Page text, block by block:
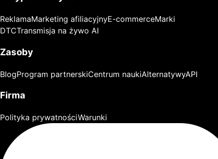
ReklamaMarketing afiliacyjnyE-commerceMarki
DTCTransmisja na żywo AI
Zasoby
BlogProgram partnerskiCentrum naukiAlternatywyAPI
Firma
Polityka prywatnościWarunki